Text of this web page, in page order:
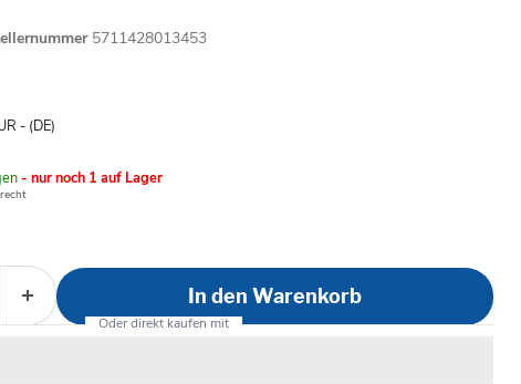
5711428013453
- (DE)
- nur noch 1 auf Lager
In den Warenkorb